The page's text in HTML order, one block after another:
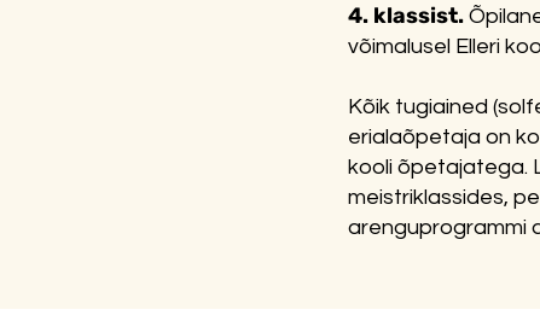
4. klassist.
võimalusel Elleri
Kõik tugiained
erialaõpetaja on
kooli õpetajatega.
meistriklassides,
arenguprogrammi